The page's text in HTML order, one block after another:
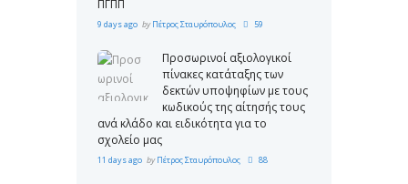
ΠΓΠΠ
9 days ago byΠέτρος Σταυρόπουλος 59
Προσωρινοί αξιολογικοί
πίνακες κατάταξης των
δεκτών υποψηφίων με τους
κωδικούς της αίτησής τους
ανά κλάδο και ειδικότητα για το
σχολείο μας
11 days ago byΠέτρος Σταυρόπουλος 88